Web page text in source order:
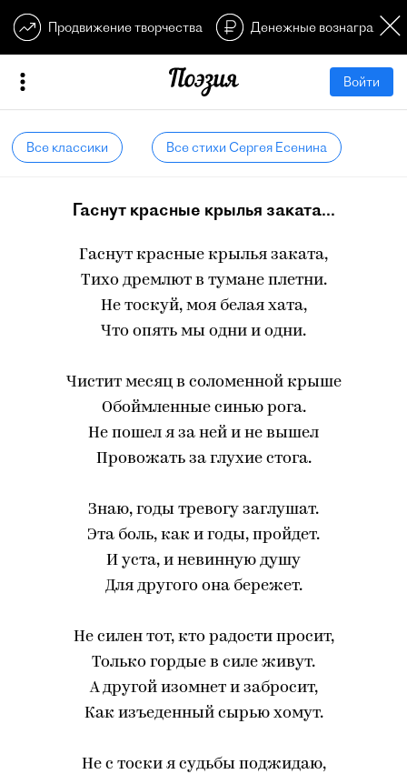
Продвижение творчества Денежные
Войти
Все классики Все стихи Сергея Есенина
Гаснут красные крылья заката...
Гаснут красные крылья заката,
Тихо дремлют в тумане плетни.
Не тоскуй, моя белая хата,
Что опять мы одни и одни.
Чистит месяц в соломенной крыше
Обоймленные синью рога.
Не пошел я за ней и не вышел
Провожать за глухие стога.
Знаю, годы тревогу заглушат.
Эта боль, как и годы, пройдет.
И уста, и невинную душу
Для другого она бережет.
Не силен тот, кто радости просит,
Только гордые в силе живут.
А другой изомнет и забросит,
Как изъеденный сырью хомут.
Не с тоски я судьбы поджидаю,